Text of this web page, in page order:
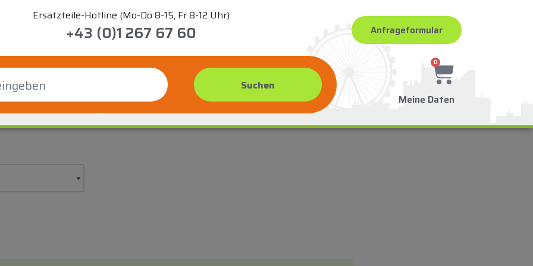
Ersatzteile-Hotline (Mo-Do 8-15, Fr 8-12 Uhr)
+43 (0)1 267 67 60 Anfrageformular
0
Meine Daten